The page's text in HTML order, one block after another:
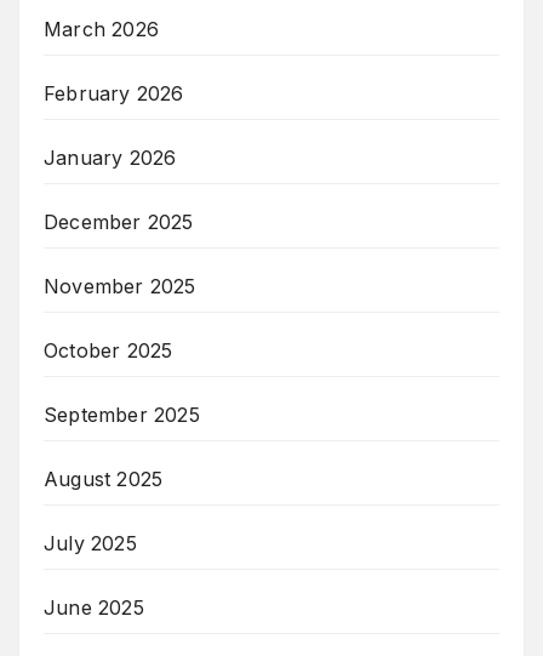
March 2026
February 2026
January 2026
December 2025
November 2025
October 2025
September 2025
August 2025
July 2025
June 2025